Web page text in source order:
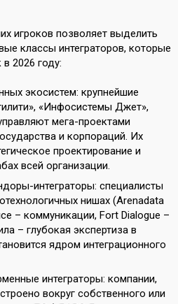
игроков позволяет выделить
классы интеграторов, которые
2026 году:
экосистем: крупнейшие
«Инфосистемы Джет»,
мега-проектами
и корпораций. Их
проектирование и
всей организации.
интеграторы: специалисты
нишах (Arenadata
– коммуникации, Fort Dialogue –
– глубокая экспертиза в
ядром интеграционного
интеграторы: компании,
вокруг собственного или